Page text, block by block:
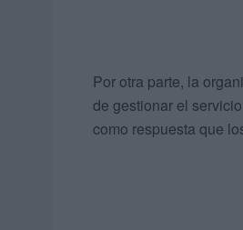
Por otra parte, la
de gestionar el
como respuesta que